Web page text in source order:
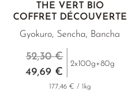
THÉ VERT BIO
COFFRET DÉCOUVERTE
Gyokuro, Sencha, Bancha
49,69 €
52,30 €
2x100g+80g
177,46 € / 1kg